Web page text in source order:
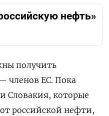
нефть»
получить
членов ЕС. Пока
Словакия, которые
российской нефти,